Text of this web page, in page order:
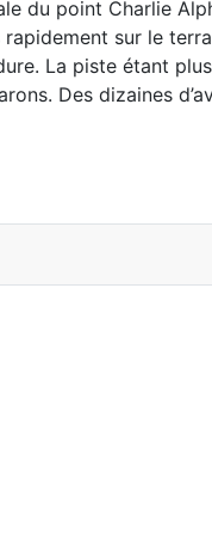
du point Charlie
sur le
La piste étant
Des dizaines